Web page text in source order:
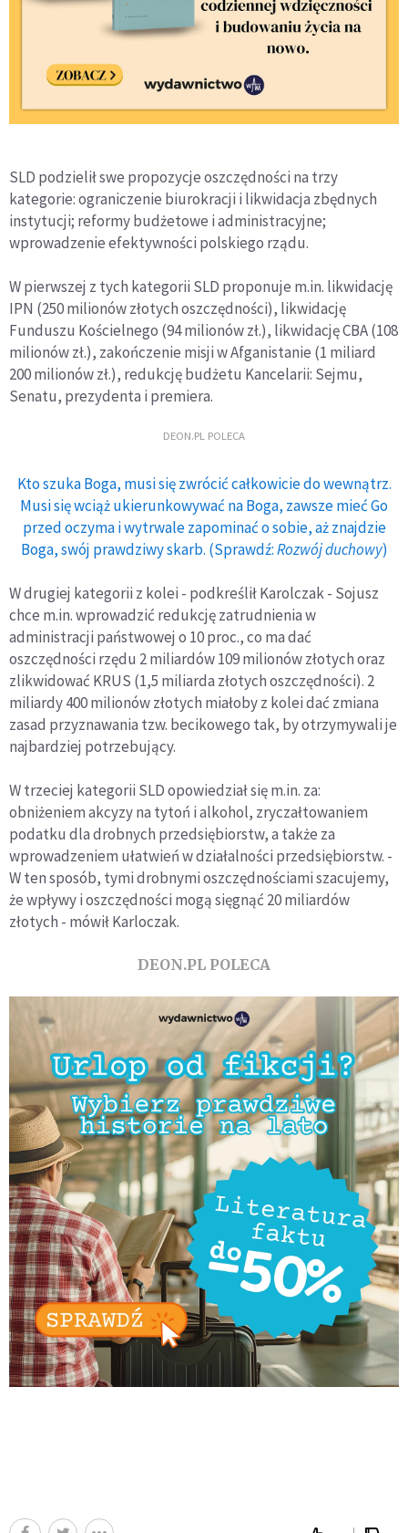
SLD podzielił swe propozycje oszczędności na trzy
kategorie: ograniczenie biurokracji i likwidacja zbędnych
instytucji; reformy budżetowe i administracyjne;
wprowadzenie efektywności polskiego rządu.
W pierwszej z tych kategorii SLD proponuje m.in. likwidację
IPN (250 milionów złotych oszczędności), likwidację
Funduszu Kościelnego (94 milionów zł.), likwidację CBA (108
milionów zł.), zakończenie misji w Afganistanie (1 miliard
200 milionów zł.), redukcję budżetu Kancelarii: Sejmu,
Senatu, prezydenta i premiera.
DEON.PL POLECA
Kto szuka Boga, musi się zwrócić całkowicie do wewnątrz.
Musi się wciąż ukierunkowywać na Boga, zawsze mieć Go
przed oczyma i wytrwale zapominać o sobie, aż znajdzie
Boga, swój prawdziwy skarb. (Sprawdź:Rozwój duchowy)
W drugiej kategorii z kolei - podkreślił Karolczak - Sojusz
chce m.in. wprowadzić redukcję zatrudnienia w
administracji państwowej o 10 proc., co ma dać
oszczędności rzędu 2 miliardów 109 milionów złotych oraz
zlikwidować KRUS (1,5 miliarda złotych oszczędności). 2
miliardy 400 milionów złotych miałoby z kolei dać zmiana
zasad przyznawania tzw. becikowego tak, by otrzymywali je
najbardziej potrzebujący.
W trzeciej kategorii SLD opowiedział się m.in. za:
obniżeniem akcyzy na tytoń i alkohol, zryczałtowaniem
podatku dla drobnych przedsiębiorstw, a także za
wprowadzeniem ułatwień w działalności przedsiębiorstw. -
W ten sposób, tymi drobnymi oszczędnościami szacujemy,
że wpływy i oszczędności mogą sięgnąć 20 miliardów
złotych - mówił Karloczak.
DEON.PL POLECA